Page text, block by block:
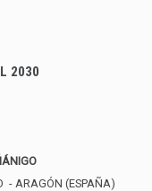
2030
- ARAGÓN (ESPAÑA)